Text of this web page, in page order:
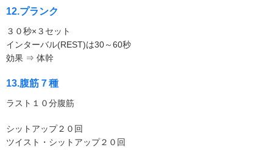
12.プランク
３０秒×３セット
インターバル(REST)は30～60秒
効果 ⇒ 体幹
13.腹筋７種
ラスト１０分腹筋
シットアップ２０回
ツイスト・シットアップ２０回